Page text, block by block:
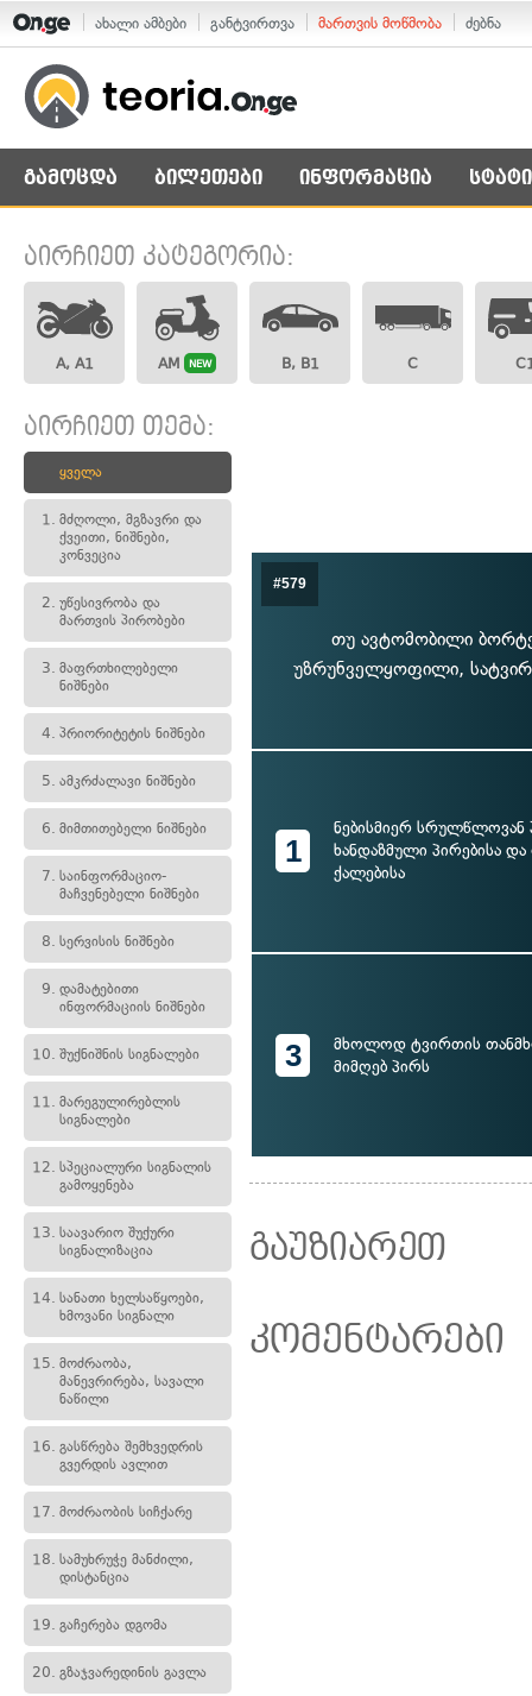
ახალი ამბები განტვირთვა მართვის მოწმობა ძებნა
გამოცდა ბილეთები ინფორმაცია
აირჩიეთ კატეგორია:
A, A1 AM NEW B, B1 C
აირჩიეთ თემა:
ყველა
1. მძღოლი, მგზავრი და
ქვეითი, ნიშნები,
კონვეცია
2. უწესივრობა და
მართვის პირობები
3. მაფრთხილებელი
ნიშნები
4. პრიორიტეტის ნიშნები
5. ამკრძალავი ნიშნები
6. მიმთითებელი ნიშნები
7. საინფორმაციო-
მაჩვენებელი ნიშნები
8. სერვისის ნიშნები
9. დამატებითი
ინფორმაციის ნიშნები
10. შუქნიშნის სიგნალები
11. მარეგულირებლის
სიგნალები
12. სპეციალური სიგნალის
გამოყენება
13. საავარიო შუქური
სიგნალიზაცია
14. სანათი ხელსაწყოები,
ხმოვანი სიგნალი
15. მოძრაობა,
მანევრირება, სავალი
ნაწილი
16. გასწრება შემხვედრის
გვერდის ავლით
17. მოძრაობის სიჩქარე
18. სამუხრუჭე მანძილი,
დისტანცია
19. გაჩერება დგომა
20. გზაჯვარედინის გავლა
#579
თუ ავტომობილი
უზრუნველყოფილი,
1
ნებისმიერ სრულწლოვან
ხანდაზმული პირებისა
ქალებისა
3
მხოლოდ ტვირთის
მიმღებ პირს
გაუზიარეთ
კომენტარები